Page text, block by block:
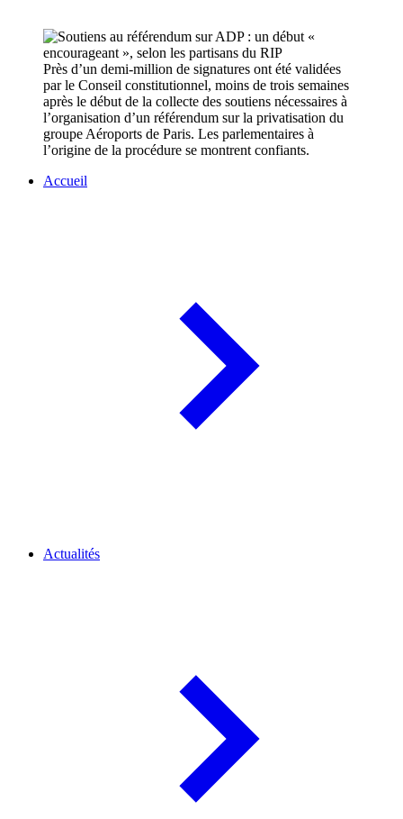
Près d’un demi-million de signatures ont été validées
par le Conseil constitutionnel, moins de trois semaines
après le début de la collecte des soutiens nécessaires à
l’organisation d’un référendum sur la privatisation du
groupe Aéroports de Paris. Les parlementaires à
l’origine de la procédure se montrent confiants.
Accueil
Actualités